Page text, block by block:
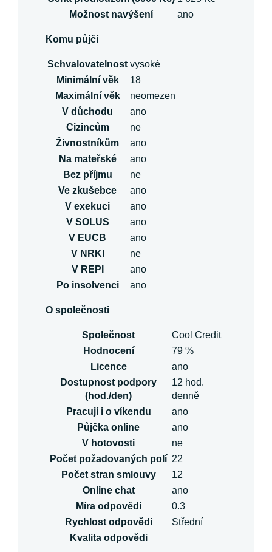
Možnost navýšení
ano
Komu půjčí
Schvalovatelnost vysoké
Minimální věk
18
Maximální věk
neomezen
V důchodu
ano
Cizincům
ne
Živnostníkům
ano
Na mateřské
ano
Bez příjmu
ne
Ve zkušebce
ano
V exekuci
ano
V SOLUS
ano
V EUCB
ano
V NRKI
ne
V REPI
ano
Po insolvenci
ano
O společnosti
Společnost
Cool Credit
Hodnocení
79 %
Licence
ano
Dostupnost podpory
(hod./den)
12 hod.
denně
Pracují i o víkendu
ano
Půjčka online
ano
V hotovosti
ne
Počet požadovaných polí 22
Počet stran smlouvy
12
Online chat
ano
Míra odpovědi
0.3
Rychlost odpovědi
Střední
Kvalita odpovědi